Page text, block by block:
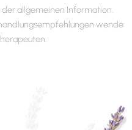
allgemeinen Information.
wende